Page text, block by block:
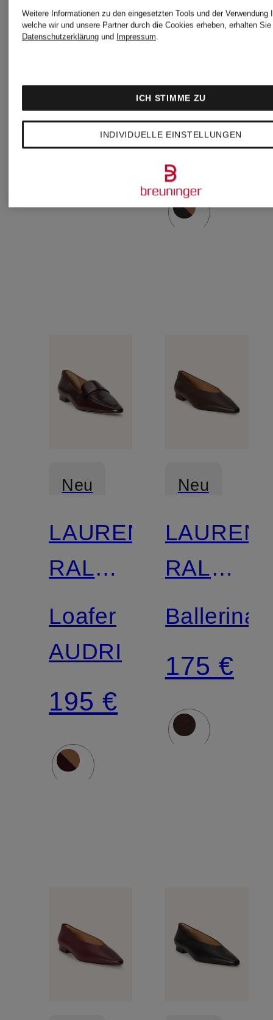
RALPH
LAUREN
ALLYSON
200 €
RALPH
AUDRI
195 €
Neu
LAUREN
RALPH
LAUREN
Loafer
AUDRI
195 €
Neu
LAUREN
RALPH
LAUREN
Ballerinas
175 €
Weitere Informationen zu den eingesetzten Tools und der Verwendung
welche wir und unsere Partner durch die Cookies erheben, erhalten
Datenschutzerklärung und Impressum.
INDIVIDUELLE EINSTELLUNGEN
ICH STIMME ZU